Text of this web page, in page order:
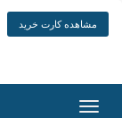
مشاهده کارت خرید